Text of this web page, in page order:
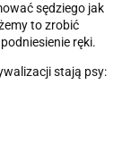
sędziego jak
to zrobić
ręki.
stają psy: